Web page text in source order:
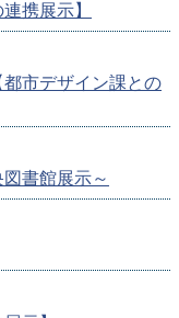
携展示】
市デザイン課との
書館展示～